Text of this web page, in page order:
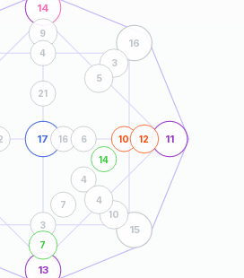
14
11
13
17
16
15
3
7
4
14
10
9
12
7
4
16 6
21
3
5
10
4